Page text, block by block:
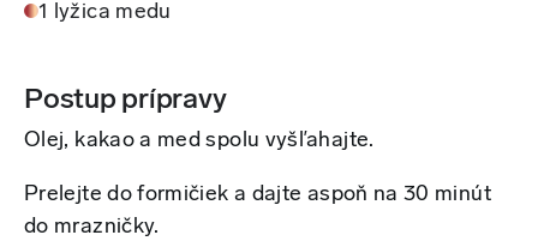
1 lyžica medu
Postup prípravy
Olej, kakao a med spolu vyšľahajte.
Prelejte do formičiek a dajte aspoň na 30 minút
do mrazničky.